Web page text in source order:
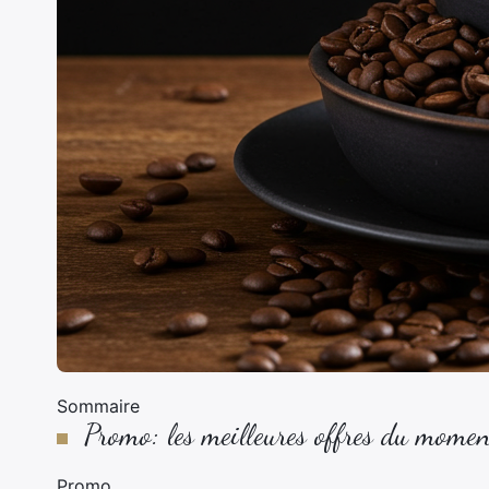
Sommaire
Promo: les meilleures offres du